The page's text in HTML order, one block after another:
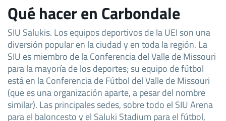
Qué hacer en Carbondale
SIU Salukis. Los equipos deportivos de la UEI son una
diversión popular en la ciudad y en toda la región. La
SIU es miembro de la Conferencia del Valle de Missouri
para la mayoría de los deportes; su equipo de fútbol
está en la Conferencia de Fútbol del Valle de Missouri
(que es una organización aparte, a pesar del nombre
similar). Las principales sedes, sobre todo el SIU Arena
para el baloncesto y el Saluki Stadium para el fútbol,